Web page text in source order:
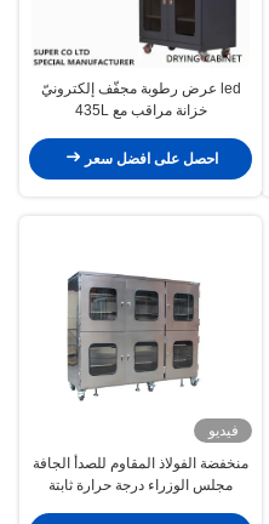
led عرض رطوبة مجفّف إلكترونيّ
خزانة مراقب مع 435L
احصل على افضل سعر
فيديو
منخفضة الفولاذ المقاوم للصدأ الجافة
مجلس الوزراء درجة حرارة ثابتة